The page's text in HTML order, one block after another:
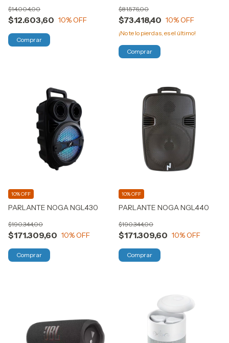
$12.603,60
$14.004,00
10% OFF
Comprar
$73.418,40
$81.576,00
10% OFF
¡No te lo pierdas, es el último!
PARLANTE NOGA NGL430
$171.309,60
$190.344,00
10% OFF
10% OFF
PARLANTE NOGA NGL440
$171.309,60
$190.344,00
10% OFF
10% OFF